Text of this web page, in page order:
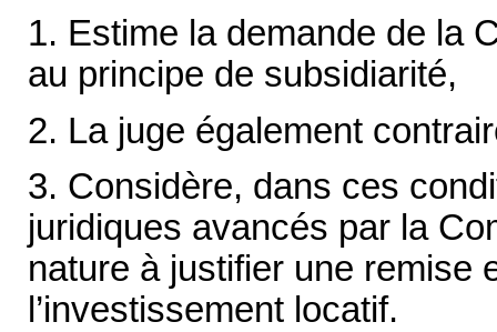
1. Estime la demande de la
au principe de subsidiarité,
2. La juge également
3. Considère, dans ces
juridiques avancés par la
nature à justifier une remise
l’investissement locatif.